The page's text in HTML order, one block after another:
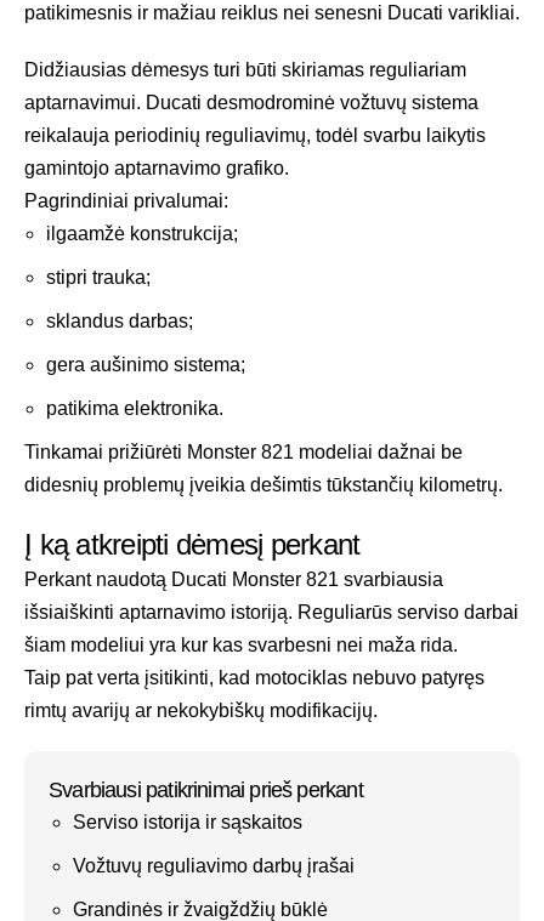
patikimesnis ir mažiau reiklus nei senesni Ducati varikliai.
Didžiausias dėmesys turi būti skiriamas reguliariam
aptarnavimui. Ducati desmodrominė vožtuvų sistema
reikalauja periodinių reguliavimų, todėl svarbu laikytis
gamintojo aptarnavimo grafiko.
Pagrindiniai privalumai:
ilgaamžė konstrukcija;
stipri trauka;
sklandus darbas;
gera aušinimo sistema;
patikima elektronika.
Tinkamai prižiūrėti Monster 821 modeliai dažnai be
didesnių problemų įveikia dešimtis tūkstančių kilometrų.
Į ką atkreipti dėmesį perkant
Perkant naudotą Ducati Monster 821 svarbiausia
išsiaiškinti aptarnavimo istoriją. Reguliarūs serviso darbai
šiam modeliui yra kur kas svarbesni nei maža rida.
Taip pat verta įsitikinti, kad motociklas nebuvo patyręs
rimtų avarijų ar nekokybiškų modifikacijų.
Svarbiausi patikrinimai prieš perkant
Serviso istorija ir sąskaitos
Vožtuvų reguliavimo darbų įrašai
Grandinės ir žvaigždžių būklė